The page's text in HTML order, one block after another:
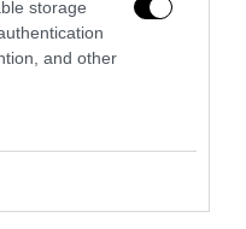
storage
and other